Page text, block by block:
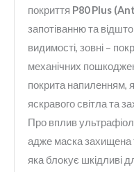
покриття P80 Plus
запотіванню та
видимості, зовні –
механічних
покрита напиленням,
яскравого світла та
Про вплив
адже маска захищена
яка блокує шкідливі